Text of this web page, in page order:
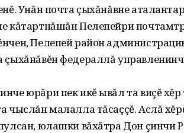
Унăн почта çыхăнăвне
кăтартнăшăн Пелепейри
Пелепей район
çыхăнăвĕн федераллă
юрăри пек икĕ ывăл та виçĕ
чыслăн малалла тăсаççĕ. Аслă
юлашки вăхăтра Дон çинчи